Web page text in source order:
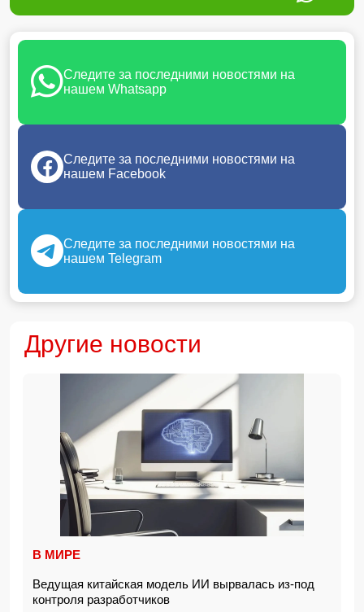
Следите за последними новостями на
нашем Whatsapp
Следите за последними новостями на
нашем Facebook
Следите за последними новостями на
нашем Telegram
Другие новости
В МИРЕ
Ведущая китайская модель ИИ вырвалась из-под
контроля разработчиков